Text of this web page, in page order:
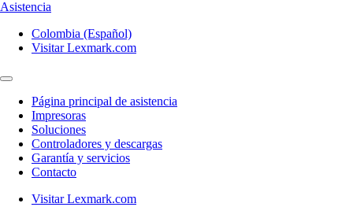
Asistencia
Colombia (Español)
Visitar Lexmark.com
Página principal de asistencia
Impresoras
Soluciones
Controladores y descargas
Garantía y servicios
Contacto
Visitar Lexmark.com